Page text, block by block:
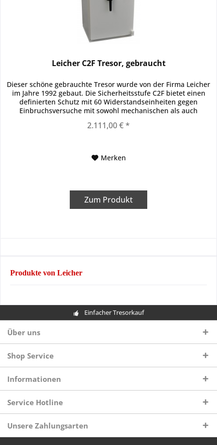
Leicher C2F Tresor, gebraucht
Dieser schöne gebrauchte Tresor wurde von der Firma Leicher
im Jahre 1992 gebaut. Die Sicherheitsstufe C2F bietet einen
definierten Schutz mit 60 Widerstandseinheiten gegen
Einbruchsversuche mit sowohl mechanischen als auch
2.111,00 € *
Merken
Zum Produkt
Produkte von Leicher
Einfacher Tresorkauf
Über uns
Shop Service
Informationen
Service Hotline
Unsere Zahlungsarten